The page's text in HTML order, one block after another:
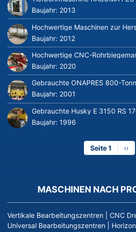
Baujahr: 2013
Hochwertige Maschinen zur
Baujahr: 2012
Hochwertige CNC-
Baujahr: 2020
Gebrauchte ONAPRES 800-
Baujahr: 2001
Gebrauchte Husky E 3150 RS
Baujahr: 1996
Seite 1
Seite
››
MASCHINEN NACH
Vertikale Bearbeitungszentren CNC
Universal Bearbeitungszentren